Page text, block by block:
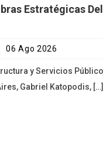
Estratégicas
06 Ago 2026
y Servicios
Gabriel Katopodis, […]